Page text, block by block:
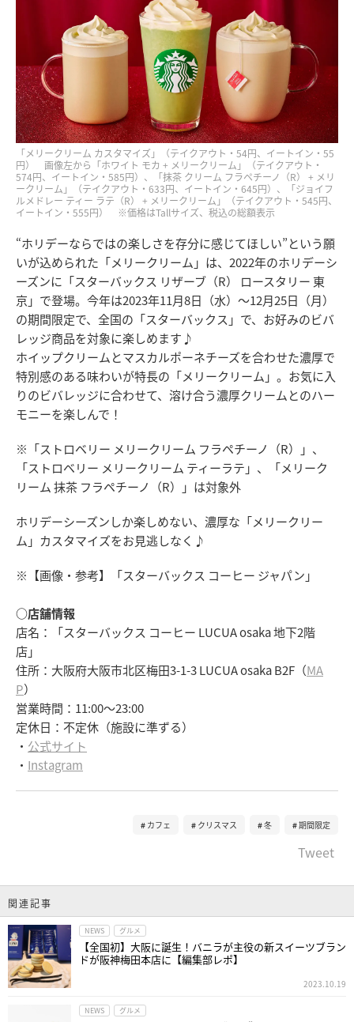
「メリークリーム カスタマイズ」（テイクアウト・54円、イートイン・55
円） 画像左から「ホワイト モカ + メリークリーム」（テイクアウト・
574円、イートイン・585円）、「抹茶 クリーム フラペチーノ（R） + メリ
ークリーム」（テイクアウト・633円、イートイン・645円）、「ジョイフ
ルメドレー ティー ラテ（R） + メリークリーム」（テイクアウト・545円、
イートイン・555円） ※価格はTallサイズ、税込の総額表示
“ホリデーならではの楽しさを存分に感じてほしい”という願
いが込められた「メリークリーム」は、2022年のホリデーシ
ーズンに「スターバックス リザーブ（R） ロースタリー 東
京」で登場。今年は2023年11月8日（水）～12月25日（月）
の期間限定で、全国の「スターバックス」で、お好みのビバ
レッジ商品を対象に楽しめます♪
ホイップクリームとマスカルポーネチーズを合わせた濃厚で
特別感のある味わいが特長の「メリークリーム」。お気に入
りのビバレッジに合わせて、溶け合う濃厚クリームとのハー
モニーを楽しんで！
※「ストロベリー メリークリーム フラペチーノ（R）」、
「ストロベリー メリークリーム ティーラテ」、「メリーク
リーム 抹茶 フラペチーノ（R）」は対象外
ホリデーシーズンしか楽しめない、濃厚な「メリークリー
ム」カスタマイズをお見逃しなく♪
※【画像・参考】「スターバックス コーヒー ジャパン」
○店舗情報
店名：「スターバックス コーヒー LUCUA osaka 地下2階
店」
住所：大阪府大阪市北区梅田3-1-3 LUCUA osaka B2F（MA
P）
営業時間：11:00～23:00
定休日：不定休（施設に準ずる）
・ 公式サイト
・ Instagram
カフェ クリスマス 冬 期間限定
Tweet
関連記事
NEWS グルメ
【全国初】大阪に誕生！バニラが主役の新スイーツブラン
ドが阪神梅田本店に【編集部レポ】
2023.10.19
NEWS グルメ